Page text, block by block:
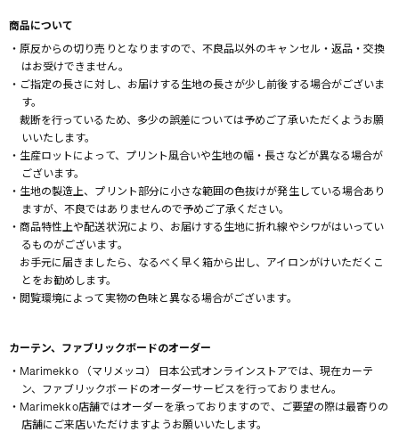
商品について
・原反からの切り売りとなりますので、不良品以外のキャンセル・返品・交換
はお受けできません。
・ご指定の長さに対し、お届けする生地の長さが少し前後する場合がございま
す。
裁断を行っているため、多少の誤差については予めご了承いただくようお願
いいたします。
・生産ロットによって、プリント風合いや生地の幅・長さなどが異なる場合が
ございます。
・生地の製造上、プリント部分に小さな範囲の色抜けが発生している場合あり
ますが、不良ではありませんので予めご了承ください。
・商品特性上や配送状況により、お届けする生地に折れ線やシワがはいってい
るものがございます。
お手元に届きましたら、なるべく早く箱から出し、アイロンがけいただくこ
とをお勧めします。
・閲覧環境によって実物の色味と異なる場合がございます。
カーテン、ファブリックボードのオーダー
・Marimekko （マリメッコ） 日本公式オンラインストアでは、現在カーテ
ン、ファブリックボードのオーダーサービスを行っておりません。
・Marimekko店舗ではオーダーを承っておりますので、ご要望の際は最寄りの
店舗にご来店いただけますようお願いいたします。